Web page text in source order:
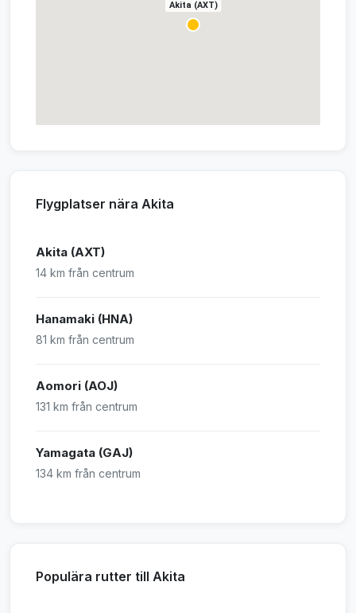
Akita (AXT)
Flygplatser nära Akita
Akita (AXT)
14 km från centrum
Hanamaki (HNA)
81 km från centrum
Aomori (AOJ)
131 km från centrum
Yamagata (GAJ)
134 km från centrum
Populära rutter till Akita